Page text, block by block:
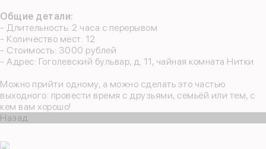
Общие детали:
- Длительность: 2 часа с перерывом
- Количество мест: 12
- Стоимость: 3000 рублей
- Адрес: Гоголевский бульвар, д. 11, чайная комната Нитки
Можно прийти одному, а можно сделать это частью
выходного: провести время с друзьями, семьёй или тем, с
кем вам хорошо!
Назад